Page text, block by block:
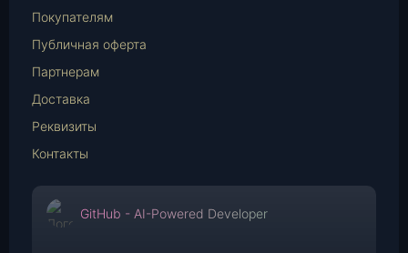
Покупателям
Публичная оферта
Партнерам
Доставка
Реквизиты
Контакты
GitHub - AI-Powered Developer